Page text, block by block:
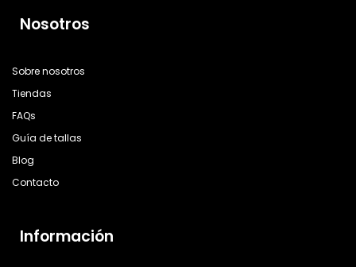
Nosotros
Sobre nosotros
Tiendas
FAQs
Guía de tallas
Blog
Contacto
Información